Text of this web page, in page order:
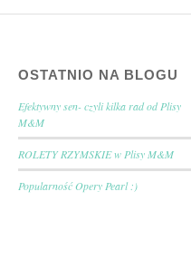
OSTATNIO NA BLOGU
Efektywny sen- czyli kilka rad od Plisy
M&M
ROLETY RZYMSKIE w Plisy M&M
Popularność Opery Pearl :)